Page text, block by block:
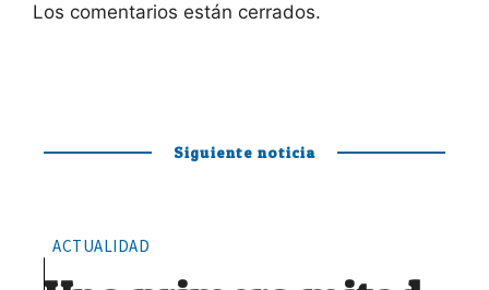
Los comentarios están cerrados.
Siguiente noticia
ACTUALIDAD